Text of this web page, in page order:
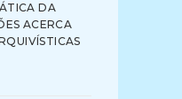
DA
ACERCA